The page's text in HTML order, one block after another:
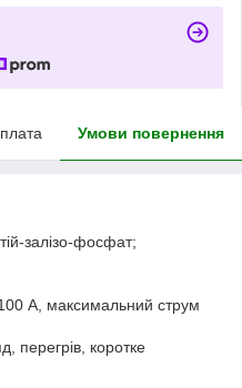
Умови повернення
залізо-фосфат;
А, максимальний струм
перегрів, коротке